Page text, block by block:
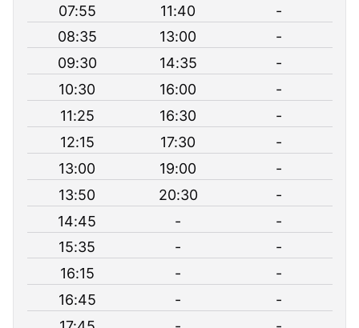
07:55
11:40
-
08:35
13:00
-
09:30
14:35
-
10:30
16:00
-
11:25
16:30
-
12:15
17:30
-
13:00
19:00
-
13:50
20:30
-
14:45
-
-
15:35
-
-
16:15
-
-
16:45
-
-